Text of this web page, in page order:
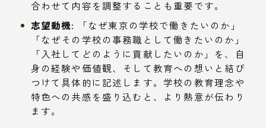
合わせて内容を調整することも重要です。
志望動機:
「なぜ東京の学校で働きたいのか」
「なぜその学校の事務職として働きたいのか」
「入社してどのように貢献したいのか」を、自
身の経験や価値観、そして教育への想いと結び
つけて具体的に記述します。学校の教育理念や
特色への共感を盛り込むと、より熱意が伝わり
ます。